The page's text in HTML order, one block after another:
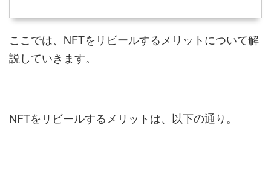
ここでは、NFTをリビールするメリットについて解
説していきます。
NFTをリビールするメリットは、以下の通り。